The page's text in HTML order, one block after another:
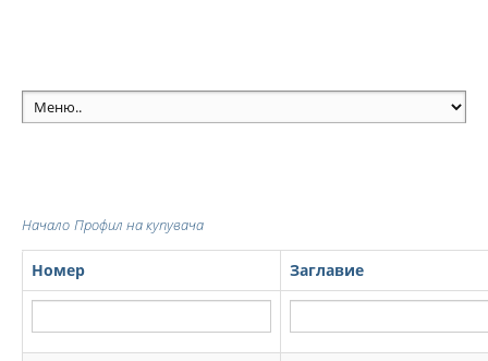
Начало Профил на купувача
Номер Заглавие